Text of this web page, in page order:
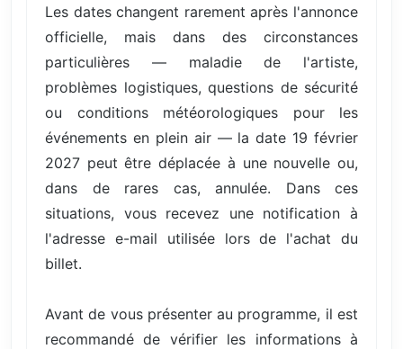
Les dates changent rarement après l'annonce
officielle, mais dans des circonstances
particulières — maladie de l'artiste,
problèmes logistiques, questions de sécurité
ou conditions météorologiques pour les
événements en plein air — la date 19 février
2027 peut être déplacée à une nouvelle ou,
dans de rares cas, annulée. Dans ces
situations, vous recevez une notification à
l'adresse e-mail utilisée lors de l'achat du
billet.
Avant de vous présenter au programme, il est
recommandé de vérifier les informations à